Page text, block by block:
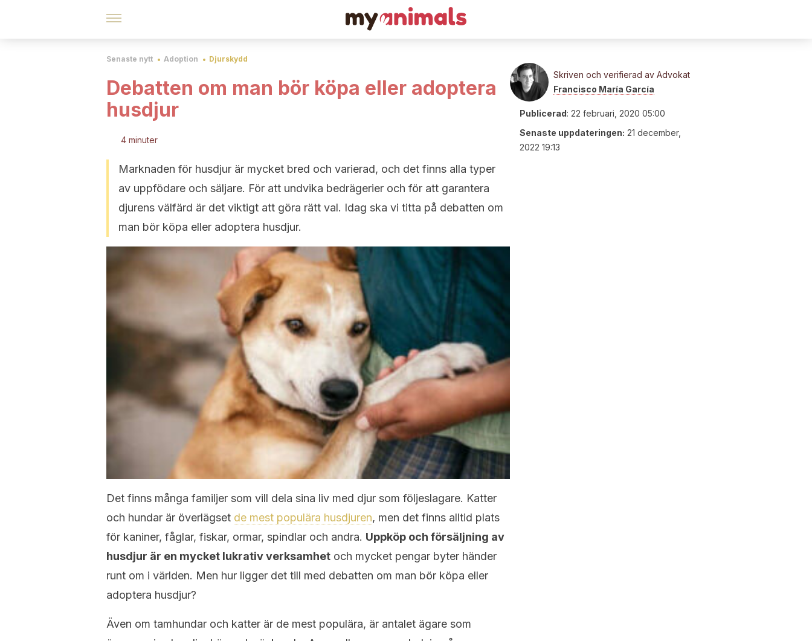
Senaste nytt Adoption Djurskydd
Debatten om man bör köpa eller adoptera
husdjur
4 minuter
Marknaden för husdjur är mycket bred och varierad, och det finns alla typer
av uppfödare och säljare. För att undvika bedrägerier och för att garantera
djurens välfärd är det viktigt att göra rätt val. Idag ska vi titta på debatten om
man bör köpa eller adoptera husdjur.
Det finns många familjer som vill dela sina liv med djur som följeslagare. Katter
och hundar är överlägset de mest populära husdjuren, men det finns alltid plats
för kaniner, fåglar, fiskar, ormar, spindlar och andra. Uppköp och försäljning av
husdjur är en mycket lukrativ verksamhet och mycket pengar byter händer
runt om i världen. Men hur ligger det till med debatten om man bör köpa eller
adoptera husdjur?
Även om tamhundar och katter är de mest populära, är antalet ägare som
Skriven och verifierad av Advokat
Francisco María García
Publicerad: 22 februari, 2020 05:00
Senaste uppdateringen: 21 december,
2022 19:13